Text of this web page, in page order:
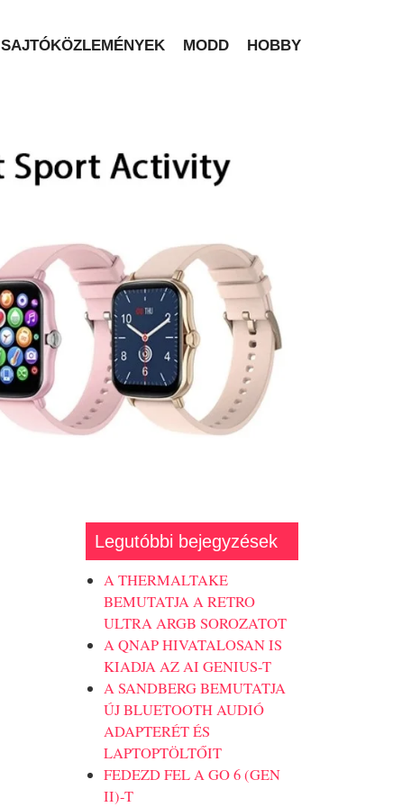
SAJTÓKÖZLEMÉNYEK MODD HOBBY
Legutóbbi bejegyzések
A THERMALTAKE
BEMUTATJA A RETRO
ULTRA ARGB SOROZATOT
A QNAP HIVATALOSAN IS
KIADJA AZ AI GENIUS-T
A SANDBERG BEMUTATJA
ÚJ BLUETOOTH AUDIÓ
ADAPTERÉT ÉS
LAPTOPTÖLTŐIT
FEDEZD FEL A GO 6 (GEN
II)-T